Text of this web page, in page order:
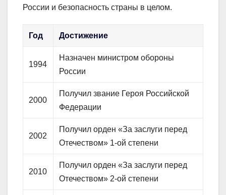
России и безопасность страны в целом.
Год Достижение
1994
Назначен министром обороны
России
2000
Получил звание Героя Российской
Федерации
2002
Получил орден «За заслуги перед
Отечеством» 1-ой степени
2010
Получил орден «За заслуги перед
Отечеством» 2-ой степени